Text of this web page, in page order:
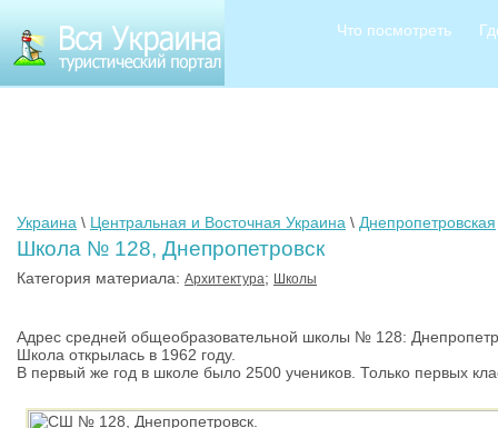
Что посмотреть
Украина \ Центральная и Восточная Украина \ Днепропетровская
Школа № 128, Днепропетровск
Категория материала: Архитектура; Школы
Адрес средней общеобразовательной школы № 128:
Школа открылась в 1962 году.
В первый же год в школе было 2500 учеников. Только первых